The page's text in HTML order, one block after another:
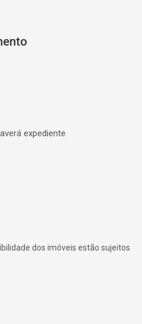
expediente
dos imóveis estão sujeitos